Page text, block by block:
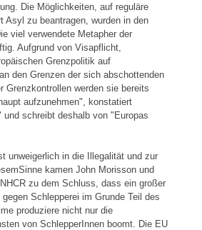
Die Möglichkeiten, auf reguläre
Asyl zu beantragen, wurden in den
viel verwendete Metapher der
Aufgrund von Visapflicht,
Grenzpolitik auf
den Grenzen der sich abschottenden
Grenzkontrollen werden sie bereits
aufzunehmen", konstatiert
schreibt deshalb von "Europas
unweigerlich in die Illegalität und zur
kamen John Morisson und
zu dem Schluss, dass ein großer
Schlepperei im Grunde Teil des
produziere nicht nur die
von SchlepperInnen boomt. Die EU